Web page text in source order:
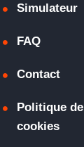
Simulateur
FAQ
Contact
Politique de
cookies